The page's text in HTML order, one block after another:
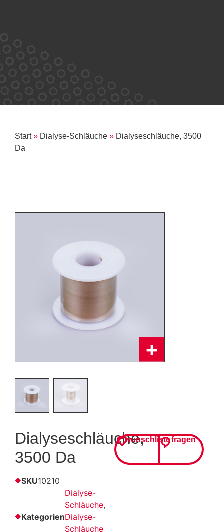
Start » Dialyse-Schläuche » Dialyseschläuche, 3500
Da
Dialyseschläuche,
3500 Da
SKU10210
Kategorien
Dialyse-
Schläuche,
Dialyse-
Schläuche
wunschlistefragen